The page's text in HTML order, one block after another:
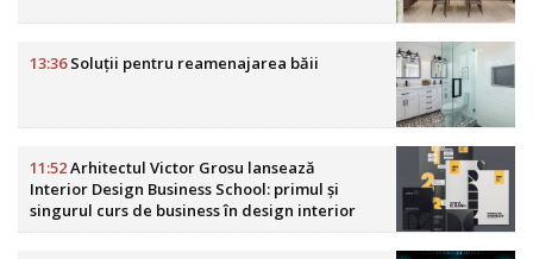
13:36Soluții pentru reamenajarea băii
11:52Arhitectul Victor Grosu lansează
Interior Design Business School: primul și
singurul curs de business în design interior
din România